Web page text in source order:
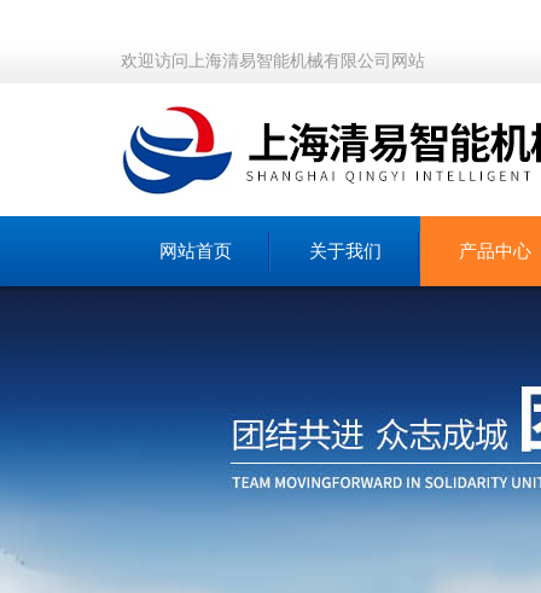
欢迎访问上海清易智能机械有限公司网站
网站首页 关于我们 产品中心